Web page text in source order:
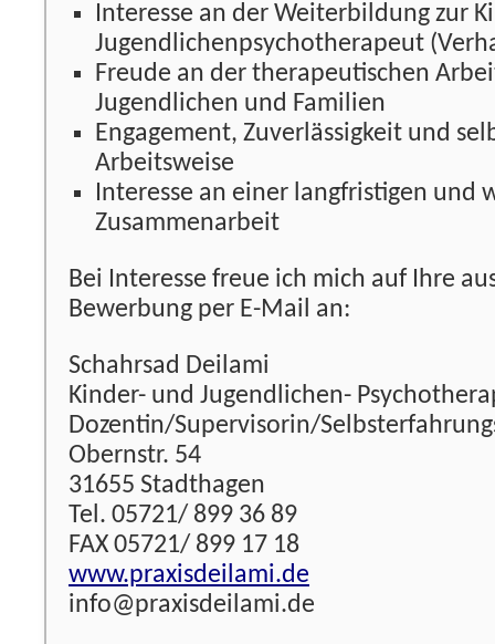
Interesse an der Weiterbildung zur
Jugendlichenpsychotherapeut
Freude an der therapeutischen
Jugendlichen und Familien
Engagement, Zuverlässigkeit und
Arbeitsweise
Interesse an einer langfristigen und
Zusammenarbeit
Bei Interesse freue ich mich auf Ihre
Bewerbung per E-Mail an:
Schahrsad Deilami
Kinder- und Jugendlichen-
Dozentin/Supervisorin/
Obernstr. 54
31655 Stadthagen
Tel. 05721/ 899 36 89
FAX 05721/ 899 17 18
www.praxisdeilami.de
info@praxisdeilami.de